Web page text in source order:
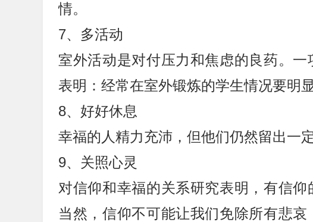
情。
7、多活动
室外活动是对付压力和焦虑的良药。
表明：经常在室外锻炼的学生情况要明
8、好好休息
幸福的人精力充沛，但他们仍然留出一
9、关照心灵
对信仰和幸福的关系研究表明，有信仰
当然，信仰不可能让我们免除所有悲